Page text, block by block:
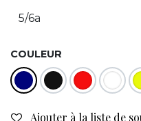
COULEUR
Ajouter à la liste de